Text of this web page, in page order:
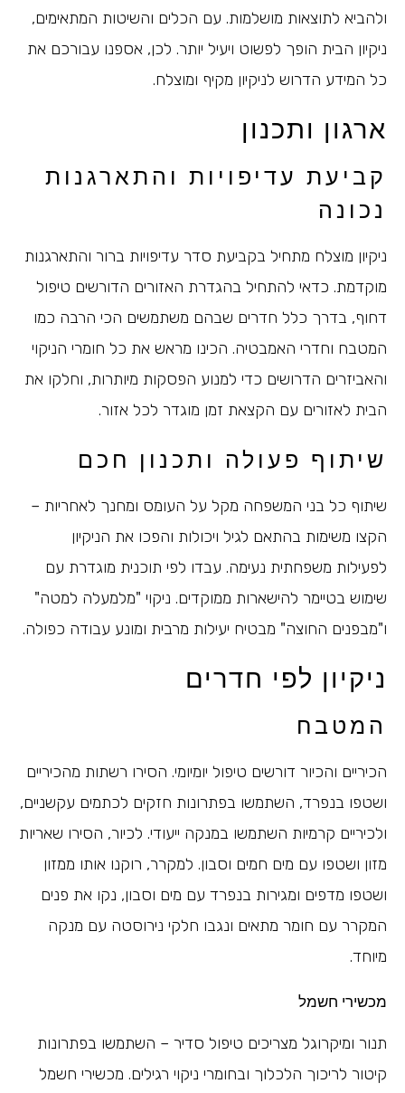
ולהביא לתוצאות מושלמות. עם הכלים והשיטות המתאימים,
ניקיון הבית הופך לפשוט ויעיל יותר. לכן, אספנו עבורכם את
כל המידע הדרוש לניקיון מקיף ומוצלח.
ארגון ותכנון
קביעת עדיפויות והתארגנות
נכונה
ניקיון מוצלח מתחיל בקביעת סדר עדיפויות ברור והתארגנות
מוקדמת. כדאי להתחיל בהגדרת האזורים הדורשים טיפול
דחוף, בדרך כלל חדרים שבהם משתמשים הכי הרבה כמו
המטבח וחדרי האמבטיה. הכינו מראש את כל חומרי הניקוי
והאביזרים הדרושים כדי למנוע הפסקות מיותרות, וחלקו את
הבית לאזורים עם הקצאת זמן מוגדר לכל אזור.
שיתוף פעולה ותכנון חכם
שיתוף כל בני המשפחה מקל על העומס ומחנך לאחריות –
הקצו משימות בהתאם לגיל ויכולות והפכו את הניקיון
לפעילות משפחתית נעימה. עבדו לפי תוכנית מוגדרת עם
שימוש בטיימר להישארות ממוקדים. ניקוי "מלמעלה למטה"
ו"מבפנים החוצה" מבטיח יעילות מרבית ומונע עבודה כפולה.
ניקיון לפי חדרים
המטבח
הכיריים והכיור דורשים טיפול יומיומי. הסירו רשתות מהכיריים
ושטפו בנפרד, השתמשו בפתרונות חזקים לכתמים עקשניים,
ולכיריים קרמיות השתמשו במנקה ייעודי. לכיור, הסירו שאריות
מזון ושטפו עם מים חמים וסבון. למקרר, רוקנו אותו ממזון
ושטפו מדפים ומגירות בנפרד עם מים וסבון, נקו את פנים
המקרר עם חומר מתאים ונגבו חלקי נירוסטה עם מנקה
מיוחד.
מכשירי חשמל
תנור ומיקרוגל מצריכים טיפול סדיר – השתמשו בפתרונות
קיטור לריכוך הלכלוך ובחומרי ניקוי רגילים. מכשירי חשמל